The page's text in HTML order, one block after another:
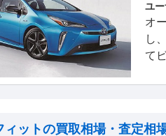
ユ
オ
し
て
ィットの買取相場・査定相